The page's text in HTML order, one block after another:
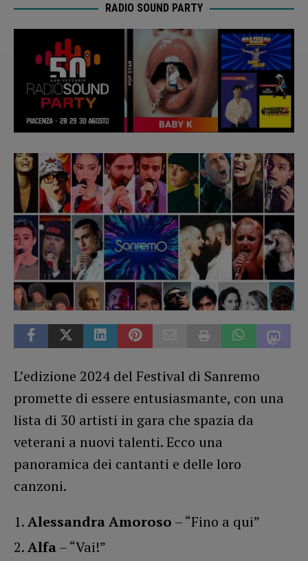
RADIO SOUND PARTY
L’edizione 2024 del Festival di Sanremo
promette di essere entusiasmante, con una
lista di 30 artisti in gara che spazia da
veterani a nuovi talenti. Ecco una
panoramica dei cantanti e delle loro
canzoni.
Alessandra Amoroso – “Fino a qui”
Alfa– “Vai!”